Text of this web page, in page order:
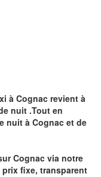
à Cognac revient à
nuit .Tout en
nuit à Cognac et de
Cognac via notre
fixe, transparent